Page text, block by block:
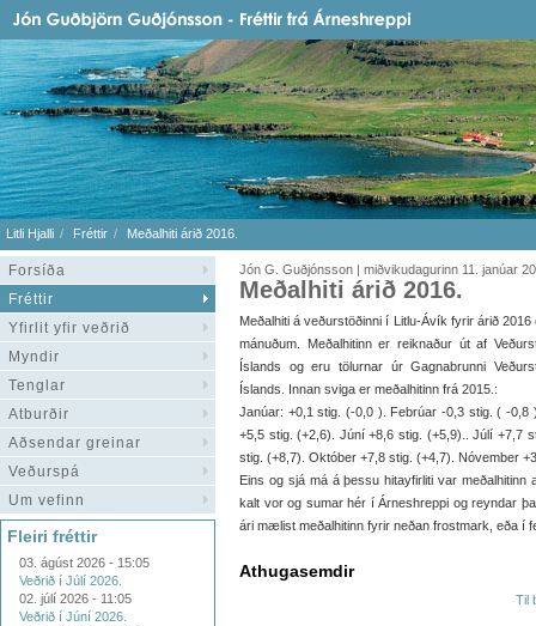
Litli Hjalli Fréttir Meðalhiti árið 2016.
Forsíða
Fréttir
Yfirlit yfir veðrið
Myndir
Tenglar
Atburðir
Aðsendar greinar
Veðurspá
Um vefinn
Fleiri fréttir
03. ágúst 2026 - 15:05
Veðrið í Júlí 2026.
02. júlí 2026 - 11:05
Veðrið í Júní 2026.
Jón G. Guðjónsson | miðvikudagurinn 11. janúar
Meðalhiti árið 2016.
Meðalhiti á veðurstöðinni í Litlu-Ávík fyrir árið 2016
mánuðum. Meðalhitinn er reiknaður út af
Íslands og eru tölurnar úr Gagnabrunni
Íslands. Innan sviga er meðalhitinn frá 2015.:
Janúar: +0,1 stig. (-0,0 ). Febrúar -0,3 stig. ( -
+5,5 stig. (+2,6). Júní +8,6 stig. (+5,9).. Júlí +7,7
stig. (+8,7). Október +7,8 stig. (+4,7). Nóvember
Eins og sjá má á þessu hitayfirliti var
kalt vor og sumar hér í Árneshreppi og reyndar
ári mælist meðalhitinn fyrir neðan frostmark, eða í
Athugasemdir
Til